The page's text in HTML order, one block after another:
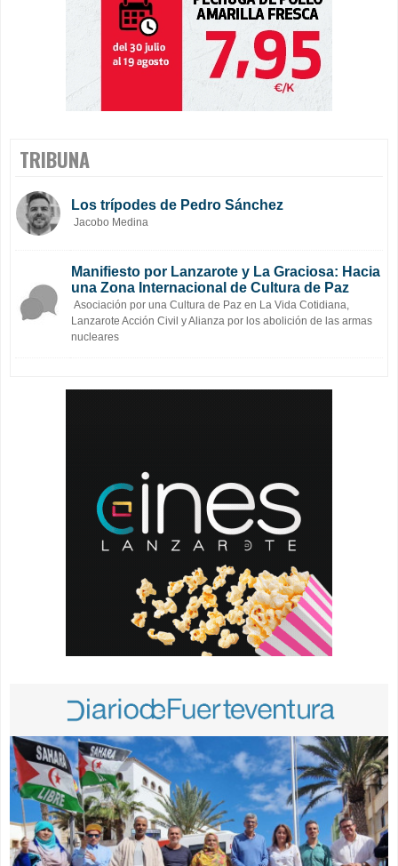
TRIBUNA
Los trípodes de Pedro Sánchez
Jacobo Medina
Manifiesto por Lanzarote y La Graciosa: Hacia
una Zona Internacional de Cultura de Paz
Asociación por una Cultura de Paz en La Vida Cotidiana,
Lanzarote Acción Civil y Alianza por los abolición de las armas
nucleares